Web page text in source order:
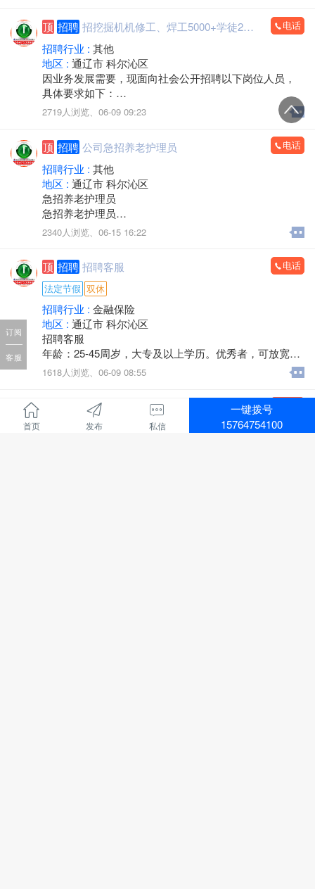
薪资待遇：半天班，早8.30至10.30，周六日双休，节假
日休。 保底3000+服务津贴。
联系人：靳经理15547555921
顶 招聘 招挖掘机机修工、焊工5000+学徒2000 电话
招聘行业 : 其他
地区 : 通辽市 科尔沁区
因业务发展需要，现面向社会公开招聘以下岗位人员，
具体要求如下：
一、招聘岗位及岗位职责
负责挖掘机发动机、液压系统检修，液压管路更换等维
修工作；熟悉电路者录用。
挖掘机电焊工
负责挖掘机四轮一带维修、大臂及挖斗焊接加工，可制
作挖掘机挖斗及各类属具。
挖掘机学徒工
要求吃苦耐劳，不怕苦不怕累，学会可长期留用，可供
吃住。年龄19到30岁。
挖掘机修理工：薪资面议。
挖掘机电焊工：5000–7000 元。
挖掘机学徒工：2000元起，工资随着技术提高可调整。
四、工作信息
工作地点：民航路。
工作时间：早 7:00–晚 6:00，午休 1 小时。
有意者可直接联系洽谈。
联系人杨总：13171111729
2719人浏览、 06-09 09:23
顶 招聘 公司急招养老护理员 电话
招聘行业 : 其他
地区 : 通辽市 科尔沁区
急招养老护理员
急招养老护理员
急招养老护理员
硬性要求：持有养老护理员证书或等同证件
微电：18347527073（随时上岗）
2340人浏览、 06-15 16:22
顶 招聘 招聘客服
电话
法定节假 双休
招聘行业 : 金融保险
地区 : 通辽市 科尔沁区
招聘客服
年龄：25-45周岁，大专及以上学历。优秀者，可放宽条
件。
工作内容：接打电话，核对信息，服务咨询。
待遇优厚！
1618人浏览、 06-09 08:55
招聘小时工
招聘行业 :金融保险
首页 发布 私信
一键拨号
15764754100
订阅
客服